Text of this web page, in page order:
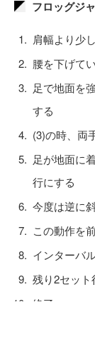
フロッグジ
肩幅より少
腰を下げて
足で地面を
する
(3)の時、両
足が地面に
行にする
今度は逆に
この動作を
インターバ
残り2セット
終了